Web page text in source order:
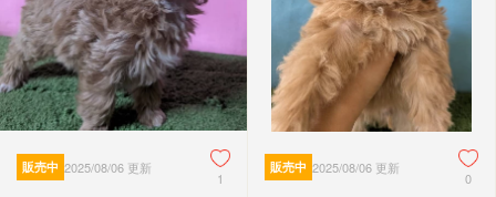
販売中 2025/08/06 更新
1
販売中 2025/08/06 更新
0